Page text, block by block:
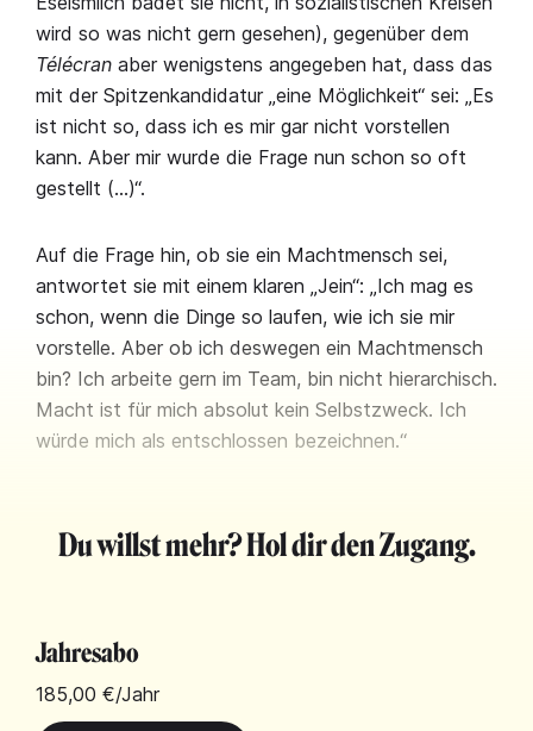
wird so was nicht gern gesehen), gegenüber dem
Télécran aber wenigstens angegeben hat, dass das
mit der Spitzenkandidatur „eine Möglichkeit“ sei: „Es
ist nicht so, dass ich es mir gar nicht vorstellen
kann. Aber mir wurde die Frage nun schon so oft
gestellt (…)“.
Auf die Frage hin, ob sie ein Machtmensch sei,
antwortet sie mit einem klaren „Jein“: „Ich mag es
schon, wenn die Dinge so laufen, wie ich sie mir
vorstelle. Aber ob ich deswegen ein Machtmensch
bin? Ich arbeite gern im Team, bin nicht hierarchisch.
Macht ist für mich absolut kein Selbstzweck. Ich
würde mich als entschlossen bezeichnen.“
Du willst mehr? Hol dir den Zugang.
Jahresabo
185,00 €/Jahr